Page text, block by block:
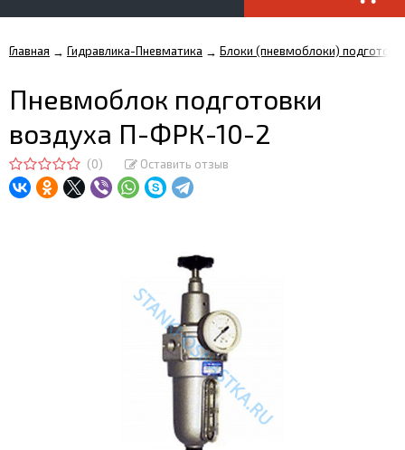
Главная → Гидравлика-Пневматика → Блоки (пневмоблоки)
Пневмоблок подготовки
воздуха П-ФРК-10-2
(0) Оставить отзыв